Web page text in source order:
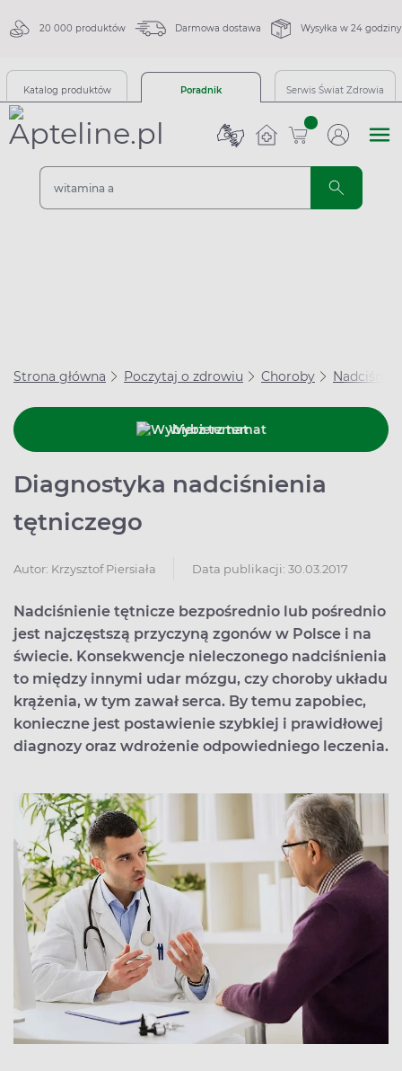
20 000 produktów Darmowa dostawa Wysyłka w 24 godziny
Katalog produktów Poradnik Serwis Świat Zdrowia
sztuk
Strona główna Poczytaj o zdrowiu Choroby
Wybierz temat
Diagnostyka nadciśnienia
tętniczego
Autor: Krzysztof Piersiała Data publikacji: 30.03.2017
Nadciśnienie tętnicze bezpośrednio lub pośrednio
jest najczęstszą przyczyną zgonów w Polsce i na
świecie. Konsekwencje nieleczonego nadciśnienia
to między innymi udar mózgu, czy choroby układu
krążenia, w tym zawał serca. By temu zapobiec,
konieczne jest postawienie szybkiej i prawidłowej
diagnozy oraz wdrożenie odpowiedniego leczenia.